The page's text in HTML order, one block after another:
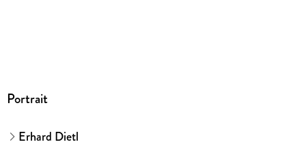
Portrait
Erhard Dietl